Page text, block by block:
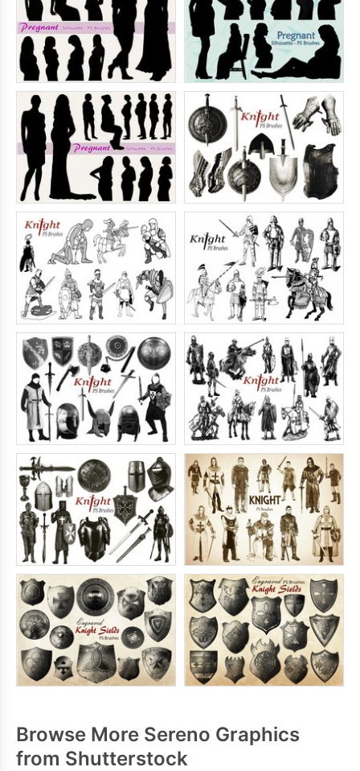
Browse More Sereno Graphics
from Shutterstock